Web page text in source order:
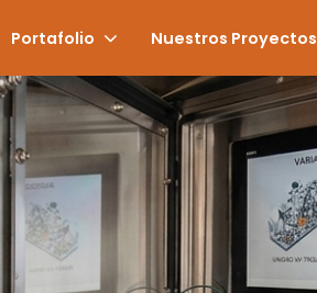
Portafolio Nuestros Proyectos